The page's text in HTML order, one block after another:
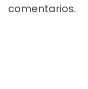
comentarios.